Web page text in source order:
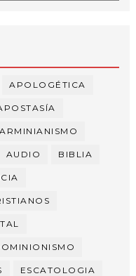
APOLOGÉTICA
ARMINIANISMO
AUDIO BIBLIA
ESCATOLOGIA